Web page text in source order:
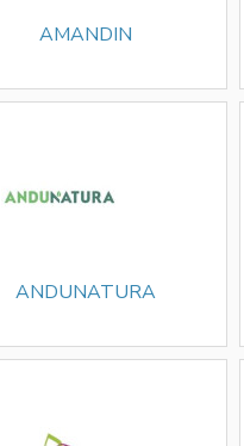
AMANDIN
ANDUNATURA